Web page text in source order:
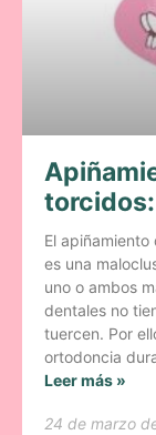
El
es una
uno o ambos
dentales no
tuercen. Por
ortodoncia
Leer más »
24 de marzo